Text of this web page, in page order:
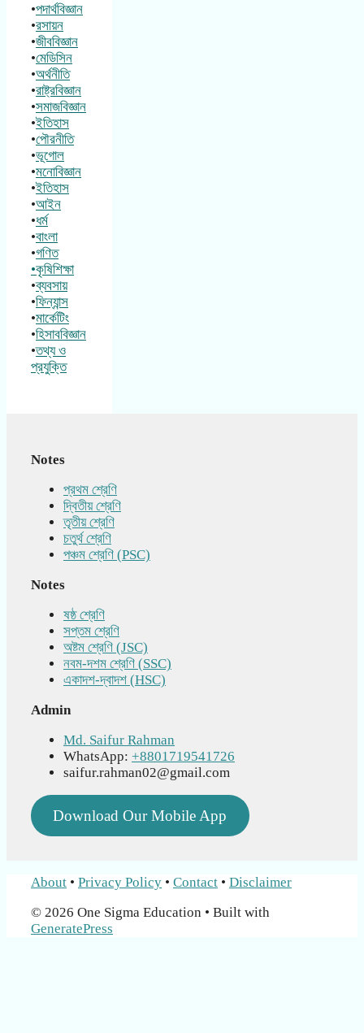
•পদার্থবিজ্ঞান
•রসায়ন
•জীববিজ্ঞান
•মেডিসিন
•অর্থনীতি
•রাষ্ট্রবিজ্ঞান
•সমাজবিজ্ঞান
•ইতিহাস
•পৌরনীতি
•ভূগোল
•মনোবিজ্ঞান
•ইতিহাস
•আইন
•ধর্ম
•বাংলা
•গণিত
•কৃষিশিক্ষা
•ব্যবসায়
•ফিন্যান্স
•মার্কেটিং
•হিসাববিজ্ঞান
•তথ্য ও
প্রযুক্তি
Notes
প্রথম শ্রেণি
দ্বিতীয় শ্রেণি
তৃতীয় শ্রেণি
চতুর্থ শ্রেণি
পঞ্চম শ্রেণি (PSC)
Notes
ষষ্ঠ শ্রেণি
সপ্তম শ্রেণি
অষ্টম শ্রেণি (JSC)
নবম-দশম শ্রেণি (SSC)
একাদশ-দ্বাদশ (HSC)
Admin
Md. Saifur Rahman
WhatsApp: +8801719541726
saifur.rahman02@gmail.com
Download Our Mobile App
About • Privacy Policy • Contact • Disclaimer
© 2026 One Sigma Education • Built with
GeneratePress